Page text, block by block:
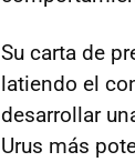
Su carta de
latiendo el
desarrollar
Urus más